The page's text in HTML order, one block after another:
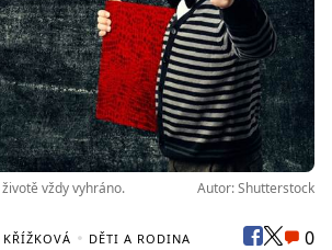
vždy vyhráno. Autor: Shutterstock
KŘÍŽKOVÁ DĚTI A RODINA 0